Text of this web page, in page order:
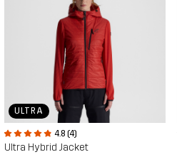
ULTRA
4.8 (4)
Ultra Hybrid Jacket